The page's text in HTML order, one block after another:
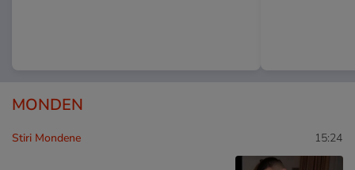
MONDEN
Stiri Mondene 15:24